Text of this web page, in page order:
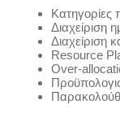
Κατηγορίες
Διαχείριση
Διαχείριση
Resource
Over-